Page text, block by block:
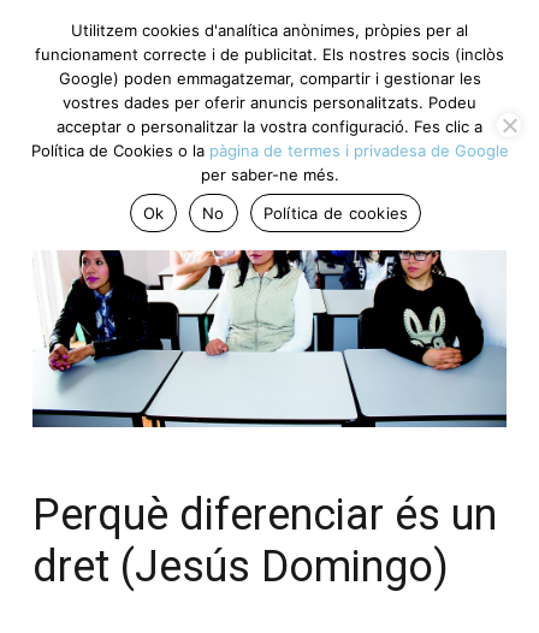
Perquè diferenciar és
un dret (Jesús
Domingo)
Utilitzem cookies d'analítica anònimes, pròpies per al
funcionament correcte i de publicitat. Els nostres socis
(inclòs Google) poden emmagatzemar, compartir i gestionar
les vostres dades per oferir anuncis personalitzats. Podeu
acceptar o personalitzar la vostra configuració. Fes clic a
Política de Cookies o lapàgina de termes i privadesa de
Googleper saber-ne més.
Ok
No Política de cookies